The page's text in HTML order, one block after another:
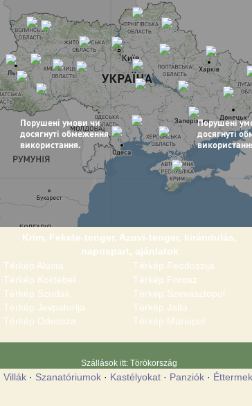
Krím, Fekete-tenger, Azovi-tenger, kirándulás,
napospart, ajánlatok
Térkép Alusta
Térkép Koktebel
Térkép Szudak
Térkép Jevpatorija
Térkép Odessza
Térkép Feodoszija
Térkép Forosz
Térkép Szevasztopol
Térkép Jalta
Térkép Mariupol
Szállások itt: Törökország
Villák· Szanatóriumok· Kastélyokat· Panziók·